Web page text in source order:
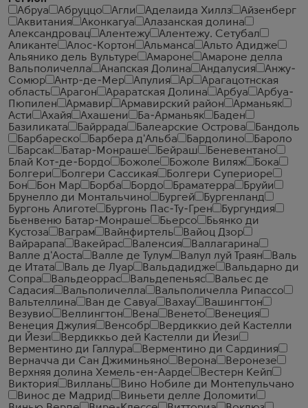
Абруа
Абруццо Агли Аделаида Хиллз
Айзенберг
Аквитания
Аконкагуа
Алазанская долина
Александровац
Алентежу
Алентежу. Сетубал
Аликанте
Алос-Кортон Альманса
Альто Адидже
Альянико дель Вультуре
Амароне
Амароне делла
Вальполичелла
Анапская Долина Андалусия
Анжу-
Сомюр
Антр-де-Мер Апулия Ар
Арагацотнская
область
Арагон Араратская Долина Арбуа
Арбуа-
Пюпилен
Армавир Армавирский район
Арманьяк
Асти
Ахайя Ахашени Ба-Арманьяк
Баден
Базиликата
Байррада Балеарские Острова
Бандоль
Барбареско
Барбера д'Альба Бардолино
Бароло
Барсак
Батар-Монраше Бейраш
Беневентано
Блай Кот-де-Бордо
Божоле Божоле Виляж
Бока
Болгери
Болгери Сассикая
Болгери Супериоре
Бон
Бон Мар Борба Бордо Браматерра
Бруйи
Брунелло ди Монтальчино
Бургей
Бургенланд
Бургонь Алиготе
Бургонь Пас-Ту-Грен
Бургундия
Бьенвеню Батар-Монраше
Бьерсо
Бьянко ди
Кустоза
Ваграм Вайнфиртель
Вайоц Дзор
Вайрарапа
Вакейрас Валенсия
Валлагарина
Валле д'Аоста
Валле де Тулум Валул луй Траян
Валь
де Итата
Валь де Луар Вальдадидже
Вальдарно ди
Сопра
Вальдеоррас Вальдепеньяс
Вальес де
Садасия
Вальполичелла
Вальполичелла Рипассо
Вальтеллина
Ван де Савуа Вахау
Вашингтон
Везувио
Веллингтон Вена Венето
Венеция
Венеция Джулия
Венсобр
Вердиккио дей Кастелли
ди Йези
Вердиккьо дей Кастелли ди Йези
Верментино ди Галлура
Верментино ди Сардиния
Верначча ди Сан Джиминьяно
Верона
Веронезе
Верхняя долина Хемель-ен-Аарде
Вестерн Кейп
Виктория
Виллань
Вино Нобиле ди Монтепульчано
Винос де Мадрид
Виньети делле Доломити